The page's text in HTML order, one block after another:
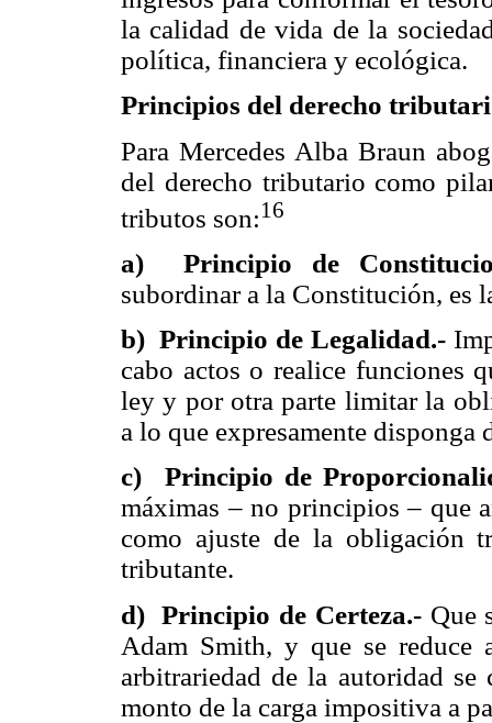
la calidad de vida de la
política, financiera y ecológica.
Principios del derecho
Para Mercedes Alba Braun
del derecho tributario como
tributos son:16
a) Principio de
subordinar a la Constitución, es
b) Principio de Legalidad.-
cabo actos o realice funciones
ley y por otra parte limitar la
a lo que expresamente disponga
c) Principio de
máximas – no principios – que
como ajuste de la obligación
tributante.
d) Principio de Certeza.-Que
Adam Smith, y que se reduce
arbitrariedad de la autoridad
monto de la carga impositiva a